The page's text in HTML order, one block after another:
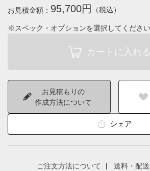
お見積金額： 95,700円 （税込）
※スペック・オプションを選択してください
お見積もりの
作成方法について
シェア
ご注文方法について 送料・配